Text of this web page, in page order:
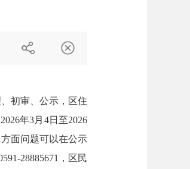
 
初审、公示，区住
年3月4日至2026
面问题可以在公示
28885671，区民